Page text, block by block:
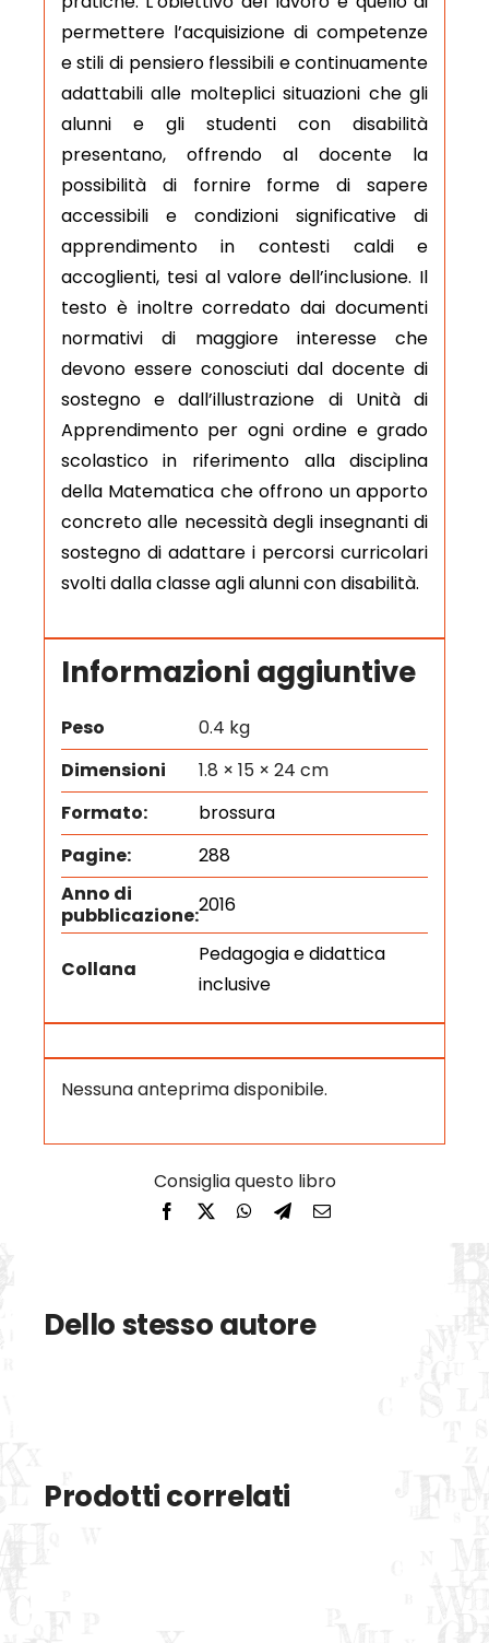
permettere l’acquisizione di competenze
e stili di pensiero flessibili e continuamente
adattabili alle molteplici situazioni che gli
alunni e gli studenti con disabilità
presentano, offrendo al docente la
possibilità di fornire forme di sapere
accessibili e condizioni significative di
apprendimento in contesti caldi e
accoglienti, tesi al valore dell’inclusione. Il
testo è inoltre corredato dai documenti
normativi di maggiore interesse che
devono essere conosciuti dal docente di
sostegno e dall’illustrazione di Unità di
Apprendimento per ogni ordine e grado
scolastico in riferimento alla disciplina
della Matematica che offrono un apporto
concreto alle necessità degli insegnanti di
sostegno di adattare i percorsi curricolari
svolti dalla classe agli alunni con disabilità.
Informazioni aggiuntive
Peso
0.4 kg
Dimensioni
1.8 × 15 × 24 cm
Formato:
brossura
Pagine:
288
Anno di
pubblicazione:2016
Collana
Pedagogia e didattica
inclusive
Nessuna anteprima disponibile.
Dello stesso autore
Prodotti correlati